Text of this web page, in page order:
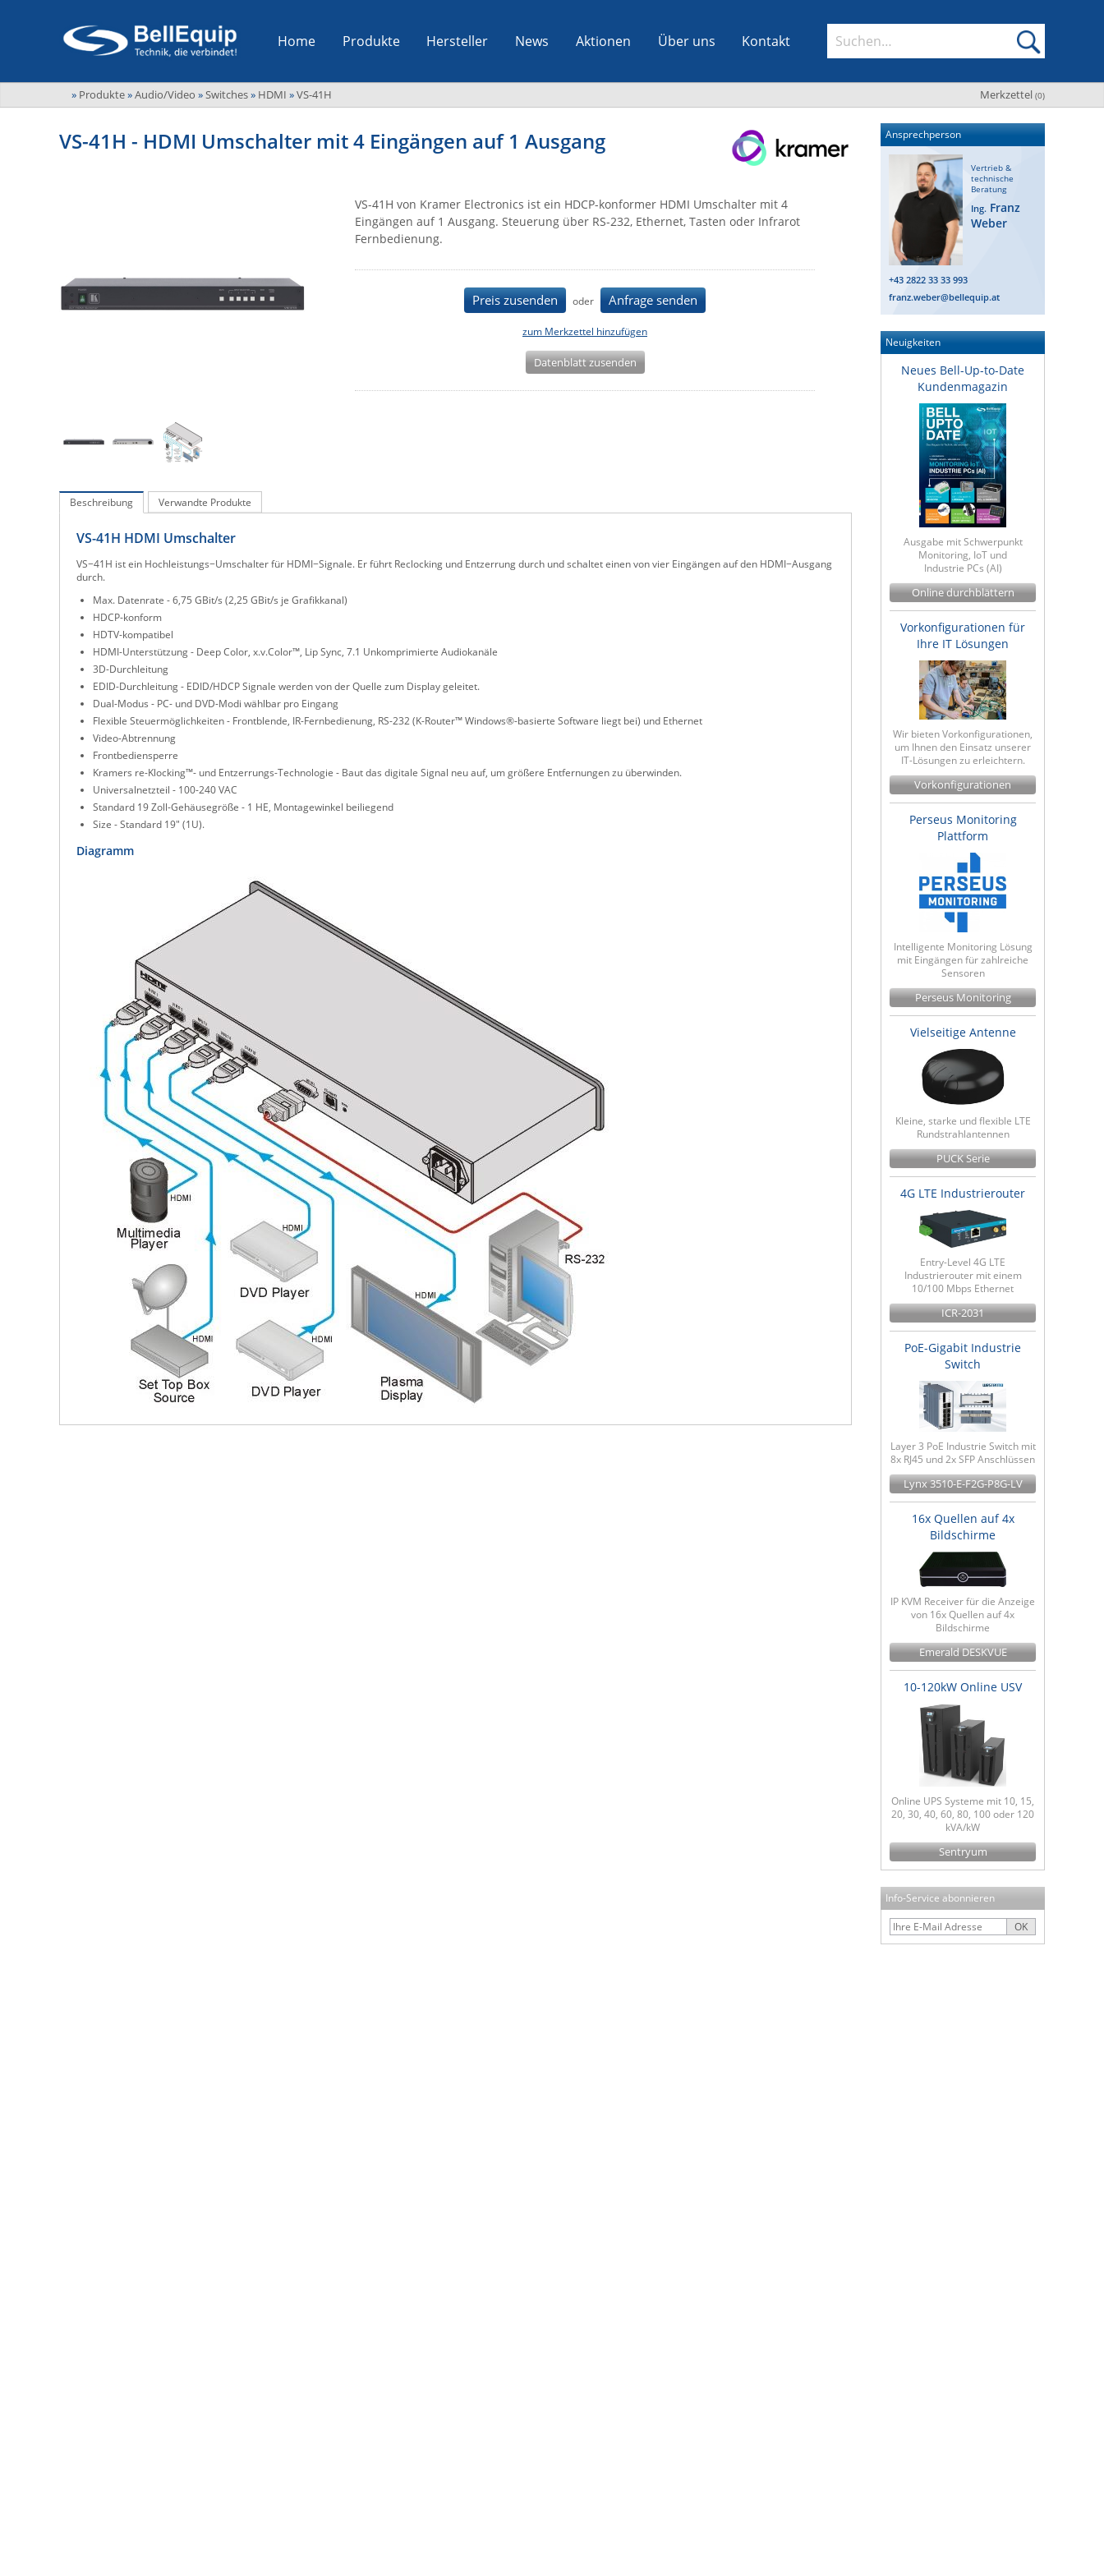
Home Produkte Hersteller News Aktionen Über uns Kontakt
Merkzettel (0)
» Produkte»Audio/Video »Switches» HDMI »VS-41H
VS-41H - HDMI Umschalter mit 4 Eingängen auf 1 Ausgang
VS-41H von Kramer Electronics ist ein HDCP-konformer HDMI Umschalter mit 4
Eingängen auf 1 Ausgang. Steuerung über RS-232, Ethernet, Tasten oder Infrarot
Fernbedienung.
Preis zusenden oder Anfrage senden
zum Merkzettel hinzufügen
Datenblatt zusenden
Beschreibung Verwandte Produkte
VS-41H HDMI Umschalter
VS−41H ist ein Hochleistungs−Umschalter für HDMI−Signale. Er führt Reclocking und Entzerrung durch und schaltet einen von vier Eingängen auf den HDMI−Ausgang
durch.
Max. Datenrate - 6,75 GBit/s (2,25 GBit/s je Grafikkanal)
HDCP-konform
HDTV-kompatibel
HDMI-Unterstützung - Deep Color, x.v.Color™, Lip Sync, 7.1 Unkomprimierte Audiokanäle
3D-Durchleitung
EDID-Durchleitung - EDID/HDCP Signale werden von der Quelle zum Display geleitet.
Dual-Modus - PC- und DVD-Modi wählbar pro Eingang
Flexible Steuermöglichkeiten - Frontblende, IR-Fernbedienung, RS-232 (K-Router™ Windows®-basierte Software liegt bei) und Ethernet
Video-Abtrennung
Frontbediensperre
Kramers re-Klocking™- und Entzerrungs-Technologie - Baut das digitale Signal neu auf, um größere Entfernungen zu überwinden.
Universalnetzteil - 100-240 VAC
Standard 19 Zoll-Gehäusegröße - 1 HE, Montagewinkel beiliegend
Size - Standard 19" (1U).
Diagramm
Ansprechperson
Vertrieb &
technische
Beratung
Ing. Franz
Weber
+43 2822 33 33 993
franz.weber@bellequip.at
Neuigkeiten
Neues Bell-Up-to-Date
Kundenmagazin
Ausgabe mit Schwerpunkt
Monitoring, IoT und
Industrie PCs (AI)
Online durchblättern
Vorkonfigurationen für
Ihre IT Lösungen
Wir bieten Vorkonfigurationen,
um Ihnen den Einsatz unserer
IT-Lösungen zu erleichtern.
Vorkonfigurationen
Perseus Monitoring
Plattform
Intelligente Monitoring Lösung
mit Eingängen für zahlreiche
Sensoren
Perseus Monitoring
Vielseitige Antenne
Kleine, starke und flexible LTE
Rundstrahlantennen
PUCK Serie
4G LTE Industrierouter
Entry-Level 4G LTE
Industrierouter mit einem
10/100 Mbps Ethernet
ICR-2031
PoE-Gigabit Industrie
Switch
Layer 3 PoE Industrie Switch mit
8x RJ45 und 2x SFP Anschlüssen
Lynx 3510-E-F2G-P8G-LV
16x Quellen auf 4x
Bildschirme
IP KVM Receiver für die Anzeige
von 16x Quellen auf 4x
Bildschirme
Emerald DESKVUE
10-120kW Online USV
Online UPS Systeme mit 10, 15,
20, 30, 40, 60, 80, 100 oder 120
kVA/kW
Sentryum
Info-Service abonnieren
OK